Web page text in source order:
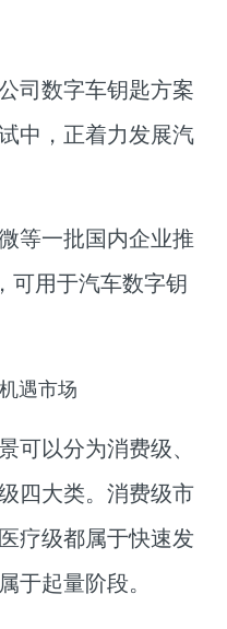
司数字车钥匙方案
中 ，正着力发展汽
等一批国内企业推
可用于汽车数字钥
遇市场
可以分为消费级、
四大类。消费级市
疗级都属于快速发
于起量阶段。